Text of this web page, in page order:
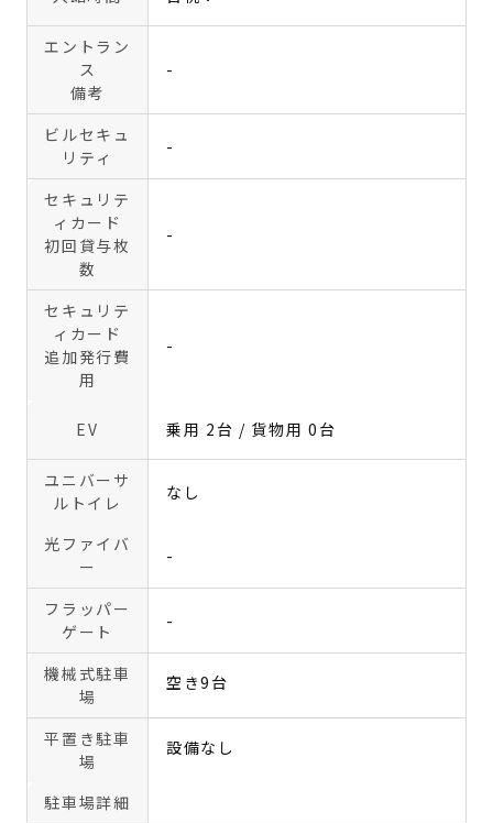
エントラン
ス
備考
-
ビルセキュ
リティ
-
セキュリテ
ィカード
初回貸与枚
数
-
セキュリテ
ィカード
追加発行費
用
-
EV 乗用 2台 / 貨物用 0台
ユニバーサ
ルトイレ
なし
光ファイバ
ー
-
フラッパー
ゲート
-
機械式駐車
場
空き9台
平置き駐車
場
設備なし
駐車場詳細